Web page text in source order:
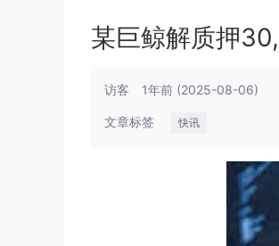
某巨鲸解质押
访客 1年前 (2025-08-06)
文章标签 快讯